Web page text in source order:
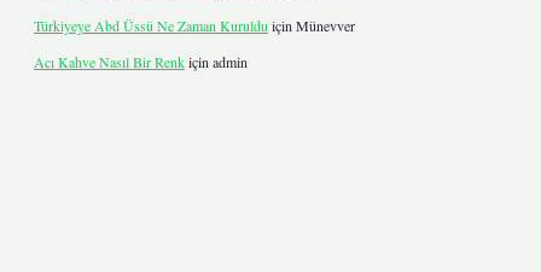
Türkiyeye Abd Üssü Ne Zaman Kuruldu için Münevver
Acı Kahve Nasıl Bir Renkiçin admin